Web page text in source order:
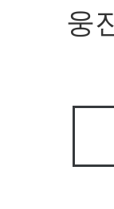
웅